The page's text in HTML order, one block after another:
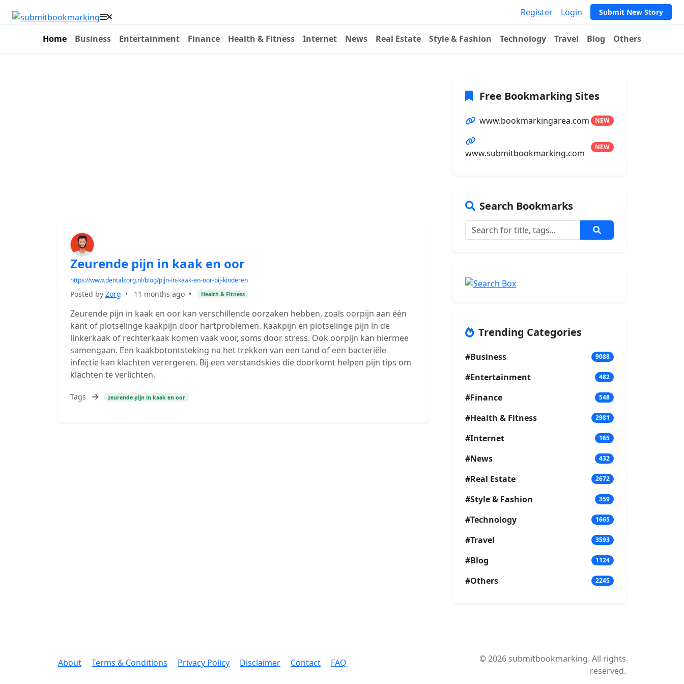
Register Login Submit New Story
Home Business Entertainment Finance Health & Fitness Internet News Real Estate Style & Fashion Technology Travel Blog Others
Zeurende pijn in kaak en oor
https://www.dentalzorg.nl/blog/pijn-in-kaak-en-oor-bij-kinderen
Posted by Zorg • 11 months ago • Health & Fitness
Zeurende pijn in kaak en oor kan verschillende oorzaken hebben, zoals oorpijn aan één
kant of plotselinge kaakpijn door hartproblemen. Kaakpijn en plotselinge pijn in de
linkerkaak of rechterkaak komen vaak voor, soms door stress. Ook oorpijn kan hiermee
samengaan. Een kaakbotontsteking na het trekken van een tand of een bacteriële
infectie kan klachten verergeren. Bij een verstandskies die doorkomt helpen pijn tips om
klachten te verlichten.
Tags zeurende pijn in kaak en oor
Free Bookmarking Sites
www.bookmarkingarea.com NEW
www.submitbookmarking.com
NEW
Search Bookmarks
Trending Categories
#Business 9088
#Entertainment 482
#Finance 548
#Health & Fitness 2981
#Internet 165
#News 432
#Real Estate 2672
#Style & Fashion 359
#Technology 1665
#Travel 3593
#Blog 1124
#Others 2245
About Terms & Conditions Privacy Policy Disclaimer Contact FAQ
© 2026 submitbookmarking. All rights
reserved.